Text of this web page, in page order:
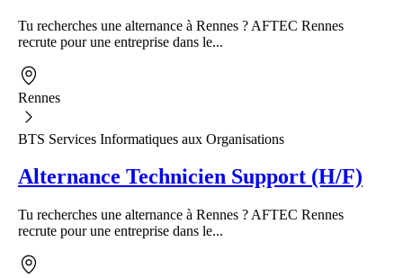
Tu recherches une alternance à Rennes ? AFTEC Rennes
recrute pour une entreprise dans le...
Rennes
BTS Services Informatiques aux Organisations
Alternance Technicien Support (H/F)
Tu recherches une alternance à Rennes ? AFTEC Rennes
recrute pour une entreprise dans le...